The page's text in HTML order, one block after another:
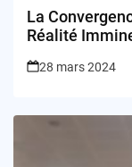
La
Réalité
28 mars 2024